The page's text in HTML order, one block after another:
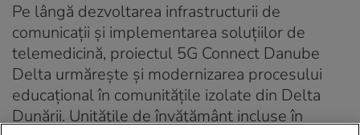
Pe lângă dezvoltarea infrastructurii de
comunicații și implementarea soluțiilor de
telemedicină, proiectul 5G Connect Danube
Delta urmărește și modernizarea procesului
educațional în comunitățile izolate din Delta
Dunării. Unitățile de învățământ incluse în